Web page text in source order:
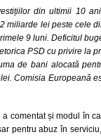
din ultimii 10
miliarde lei peste cele
9 luni. Deficitul
PSD cu privire la
de bani alocată
Comisia Europeană
comentat și modul în
pentru abuz în